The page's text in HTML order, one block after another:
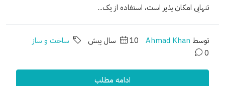
تنهایی امکان پذیر است، استفاده از یک...
توسط Ahmad Khan 10 سال پیش
ساخت و ساز
0
ادامه مطلب